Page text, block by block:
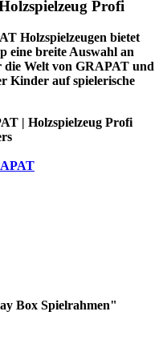
Profi
Holzspielzeugen bietet
eine breite Auswahl an
die Welt von GRAPAT und
Kinder auf spielerische
| Holzspielzeug Profi
Box Spielrahmen"